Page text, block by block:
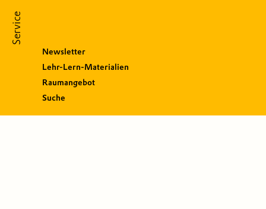
Service
Newsletter
Lehr-Lern-Materialien
Raumangebot
Suche